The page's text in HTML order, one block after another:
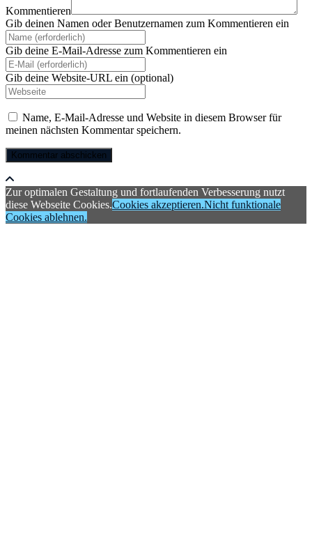
Kommentieren
Gib deinen Namen oder Benutzernamen zum Kommentieren ein
Gib deine E-Mail-Adresse zum Kommentieren ein
Gib deine Website-URL ein (optional)
Name, E-Mail-Adresse und Website in diesem Browser für
meinen nächsten Kommentar speichern.
Zur optimalen Gestaltung und fortlaufenden Verbesserung nutzt
diese Webseite Cookies.Cookies akzeptieren.Nicht funktionale
Cookies ablehnen.